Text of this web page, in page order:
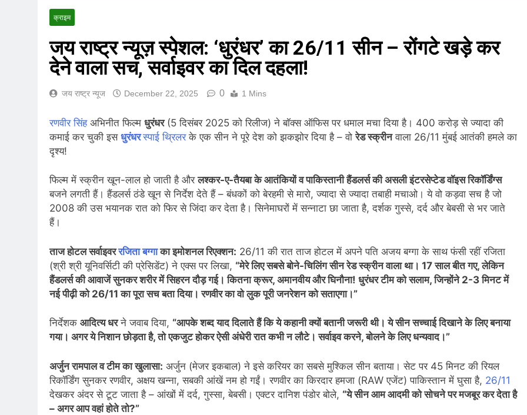
खेल | Commonwealth Games 2026: भारत ने 39 पदकों के साथ अभियान चौथे स्थान पर समाप्त
August 8, 2026
स्वतंत्रता दिवस से पहले देशभर में ‘हर घर तिरंगा’ अभियान और सांस्कृतिक कार्यक्रमों की तैयारियाँ तेज़
IMD ने कई राज्यों में भारी बारिश और बाढ़ की चेतावनी जारी की, उत्तर भारत और पूर्वोत्तर में हाई अलर्ट
IMD ने कई राज्यों में भारी बारिश का अलर्ट जारी किया, दिल्ली-NCR समेत कई क्षेत्रों में जलभराव और
August 6, 2026
August 6, 2026
राष्ट्रीय हथकरघा दिवस की तैयारियाँ तेज़, देशभर में बुनकरों और हस्तशिल्प प्रदर्शनियों का होगा आयोजन
August 5, 2026
IMD ने मध्य प्रदेश, असम और केरल के लिए रेड अलर्ट जारी किया, कई राज्यों में भारी बारिश की चेतावनी
क्राइम
जय राष्ट्र न्यूज़ स्पेशल: ‘धुरंधर’ का 26/11 सीन – रोंगटे खड़े कर
देने वाला सच, सर्वाइवर का दिल दहला!
जय राष्ट्र न्यूज December 22, 2025 0 1 Mins
रणवीर सिंहअभिनीत फिल्म धुरंधर(5 दिसंबर 2025 को रिलीज) ने बॉक्स ऑफिस पर धमाल मचा दिया है। 400 करोड़ से ज्यादा की
कमाई कर चुकी इस धुरंधरस्पाई थ्रिलरके एक सीन ने पूरे देश को झकझोर दिया है – वोरेड स्क्रीनवाला 26/11 मुंबई आतंकी हमले का
दृश्य!
फिल्म में स्क्रीन खून-लाल हो जाती है औरलश्कर-ए-तैयबा के आतंकियों व पाकिस्तानी हैंडलर्स की असली इंटरसेप्टेड वॉइस रिकॉर्डिंग्स
बजने लगती हैं। हैंडलर्स ठंडे खून से निर्देश देते हैं – बंधकों को बेरहमी से मारो, ज्यादा से ज्यादा तबाही मचाओ। ये वो कड़वा सच है जो
2008 की उस भयानक रात को फिर से जिंदा कर देता है। सिनेमाघरों में सन्नाटा छा जाता है, दर्शक गुस्से, दर्द और बेबसी से भर जाते
हैं।
ताज होटल सर्वाइवररजिता बग्गाका इमोशनल रिएक्शन: 26/11 की रात ताज होटल में अपने पति अजय बग्गा के साथ फंसी रहीं रजिता
(श्री श्री यूनिवर्सिटी की प्रेसिडेंट) ने एक्स पर लिखा, “मेरे लिए सबसे बोने-चिलिंग सीन रेड स्क्रीन वाला था। 17 साल बीत गए, लेकिन
हैंडलर्स की आवाजें सुनकर शरीर में सिहरन दौड़ गई। कितना क्रूर, अमानवीय और घिनौना! धुरंधर टीम को सलाम, जिन्होंने 2-3 मिनट में
नई पीढ़ी को 26/11 का पूरा सच बता दिया। रणवीर का वो लुक पूरी जनरेशन को सताएगा।”
निर्देशक आदित्य धरने जवाब दिया, “आपके शब्द याद दिलाते हैं कि ये कहानी क्यों बतानी जरूरी थी। ये सीन सच्चाई दिखाने के लिए बनाया
गया। अगर ये निशान छोड़ता है, तो एकजुट होकर ऐसी अंधेरी रात कभी न लौटे। सर्वाइव करने, बोलने के लिए धन्यवाद।”
अर्जुन रामपाल व टीम का खुलासा: अर्जुन (मेजर इकबाल) ने इसे करियर का सबसे मुश्किल सीन बताया। सेट पर 45 मिनट की रियल
रिकॉर्डिंग सुनकर रणवीर, अक्षय खन्ना, सबकी आंखें नम हो गईं। रणवीर का किरदार हमजा (RAW एजेंट) पाकिस्तान में घुसा है, 26/11
देखकर अंदर से टूट जाता है – आंखों में दर्द, गुस्सा, बेबसी। एक्टर दानिश पंडोर बोले, “ये सीन आम आदमी को सोचने पर मजबूर कर देता है
– अगर आप वहां होते तो?”